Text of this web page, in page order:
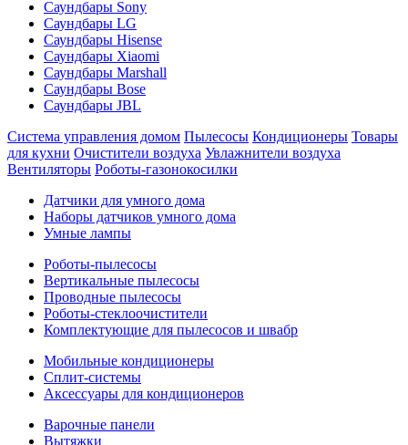
Саундбары Sony
Саундбары LG
Саундбары Hisense
Саундбары Xiaomi
Саундбары Marshall
Саундбары Bose
Саундбары JBL
Система управления домом Пылесосы Кондиционеры Товары
для кухни Очистители воздуха Увлажнители воздуха
Вентиляторы Роботы-газонокосилки
Датчики для умного дома
Наборы датчиков умного дома
Умные лампы
Роботы-пылесосы
Вертикальные пылесосы
Проводные пылесосы
Роботы-стеклоочистители
Комплектующие для пылесосов и швабр
Мобильные кондиционеры
Сплит-системы
Аксессуары для кондиционеров
Варочные панели
Вытяжки